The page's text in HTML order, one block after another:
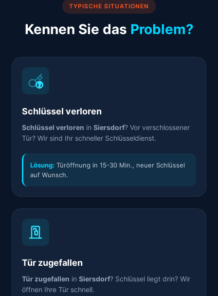
TYPISCHE SITUATIONEN
Kennen Sie das Problem?
Schlüssel verloren
Schlüssel verloren in Siersdorf? Vor verschlossener
Tür? Wir sind Ihr schneller Schlüsseldienst.
Lösung: Türöffnung in 15-30 Min., neuer Schlüssel
auf Wunsch.
Tür zugefallen
Tür zugefallen in Siersdorf? Schlüssel liegt drin? Wir
öffnen Ihre Tür schnell.